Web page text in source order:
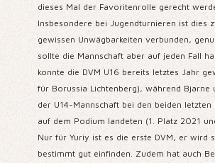
dieses Mal der Favoritenrolle gerecht
Insbesondere bei Jugendturnieren ist dies
gewissen Unwägbarkeiten verbunden,
sollte die Mannschaft aber auf jeden Fall
konnte die DVM U16 bereits letztes Jahr
für Borussia Lichtenberg), während Bjarne
der U14-Mannschaft bei den beiden letzten
auf dem Podium landeten (1. Platz 2021
Nur für Yuriy ist es die erste DVM, er wird
bestimmt gut einfinden. Zudem hat auch